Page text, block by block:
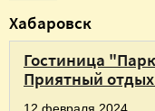
В
ы
Хабаровск
Гостиница
Приятный
12 февраля 2024